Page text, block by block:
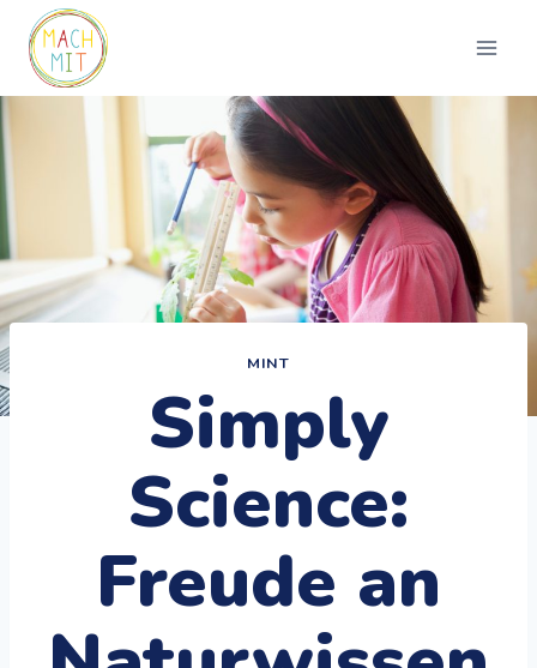
Zum
Inhalt
springen
MINT
Simply
Science:
Freude an